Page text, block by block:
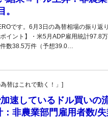
です。6月3日の為替相場の振り返
イント】・米5月ADP雇用統計97.8
数38.5万件（予想39.0…
替はこれで動く！」]
速しているドル買いの
非農業部門雇用者数/